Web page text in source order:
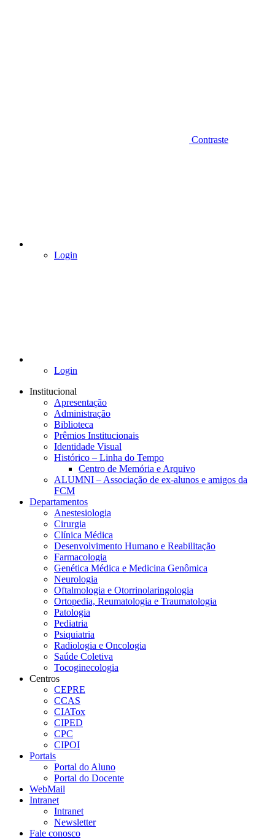
Contraste
Login
Login
Institucional
Apresentação
Administração
Biblioteca
Prêmios Institucionais
Identidade Visual
Histórico – Linha do Tempo
Centro de Memória e Arquivo
ALUMNI – Associação de ex-alunos e amigos da
FCM
Departamentos
Anestesiologia
Cirurgia
Clínica Médica
Desenvolvimento Humano e Reabilitação
Farmacologia
Genética Médica e Medicina Genômica
Neurologia
Oftalmologia e Otorrinolaringologia
Ortopedia, Reumatologia e Traumatologia
Patologia
Pediatria
Psiquiatria
Radiologia e Oncologia
Saúde Coletiva
Tocoginecologia
Centros
CEPRE
CCAS
CIATox
CIPED
CPC
CIPOI
Portais
Portal do Aluno
Portal do Docente
WebMail
Intranet
Intranet
Newsletter
Fale conosco